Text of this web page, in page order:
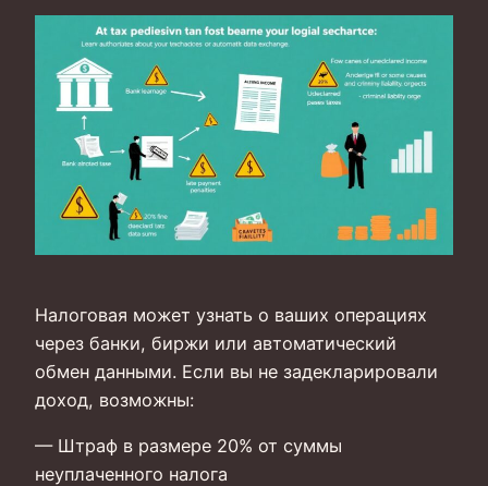
Налоговая может узнать о ваших операциях
через банки, биржи или автоматический
обмен данными. Если вы не задекларировали
доход, возможны:
— Штраф в размере 20% от суммы
неуплаченного налога